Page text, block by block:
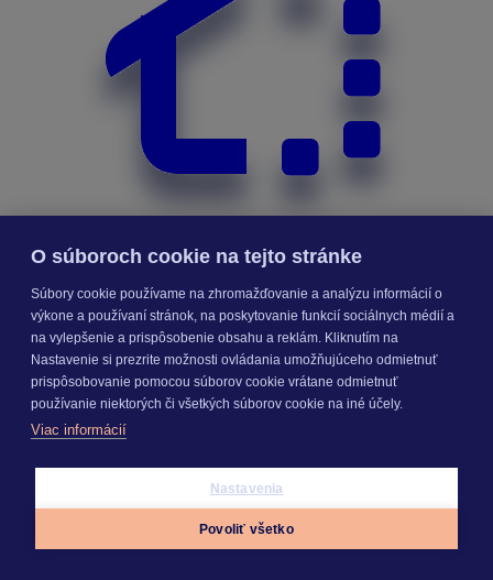
Priebeh výstavby
O súboroch cookie na tejto stránke
Súbory cookie používame na zhromažďovanie a analýzu informácií o
výkone a používaní stránok, na poskytovanie funkcií sociálnych médií a
na vylepšenie a prispôsobenie obsahu a reklám. Kliknutím na
Nastavenie si prezrite možnosti ovládania umožňujúceho odmietnuť
prispôsobovanie pomocou súborov cookie vrátane odmietnuť
používanie niektorých či všetkých súborov cookie na iné účely.
Viac informácií
Nastavenia
Povoliť všetko